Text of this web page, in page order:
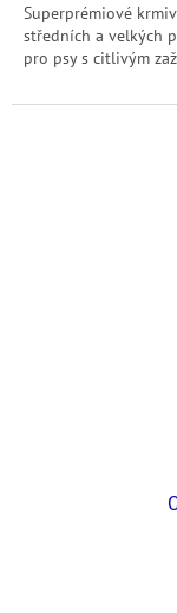
Superprémiové
středních a velkých
pro psy s citlivým